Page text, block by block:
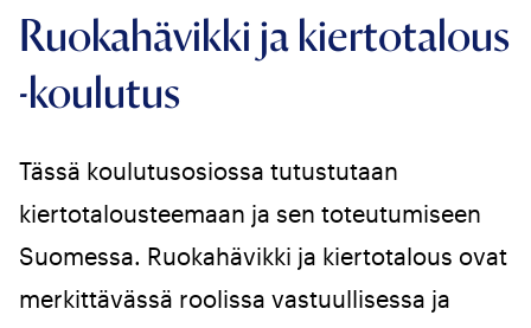
Ruokahävikki ja kiertotalous
-koulutus
Tässä koulutusosiossa tutustutaan
kiertotalousteemaan ja sen toteutumiseen
Suomessa. Ruokahävikki ja kiertotalous ovat
merkittävässä roolissa vastuullisessa ja